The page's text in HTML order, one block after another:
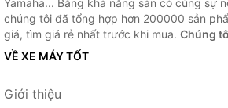
Yamaha... Bằng khả năng sẵn có cùng sự
chúng tôi đã tổng hợp hơn 200000 sản
giá, tìm giá rẻ nhất trước khi mua. Chúng
VỀ XE MÁY TỐT
Giới thiệu